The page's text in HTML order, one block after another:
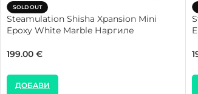
SOLD OUT
Steamulation Shisha Xpansion Mini
Epoxy White Marble Наргиле
199.00 €
ДОБАВИ